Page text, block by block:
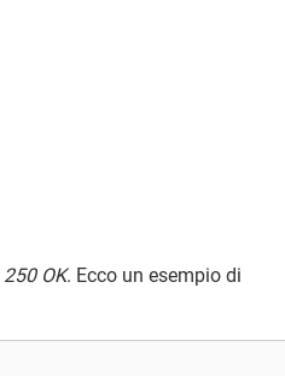
250 OK. Ecco un esempio di